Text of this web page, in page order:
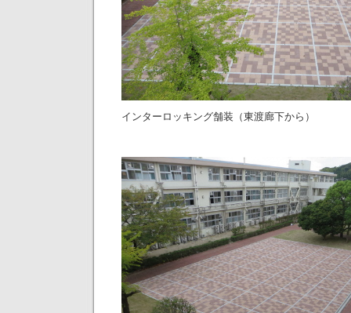
インターロッキング舗装（東渡廊下から）